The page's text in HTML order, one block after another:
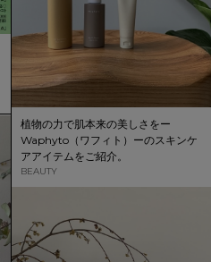
植物の力で肌本来の美しさをー
Waphyto（ワフィト）ーのスキンケ
アアイテムをご紹介。
BEAUTY